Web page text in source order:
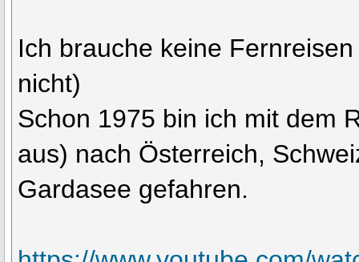
Ich brauche keine
nicht)
Schon 1975 bin ich mit dem
aus) nach Österreich,
Gardasee gefahren.